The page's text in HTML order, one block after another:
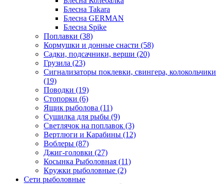
Блесна Takara
Блесна GERMAN
Блесна Spike
Поплавки (38)
Кормушки и донные снасти (58)
Садки, подсачники, верши (20)
Грузила (23)
Сигнализаторы поклевки, свингера, колокольчики
(19)
Поводки (19)
Стопорки (6)
Ящик рыболова (11)
Сушилка для рыбы (9)
Светлячок на поплавок (3)
Вертлюги и Карабины (12)
Воблеры (87)
Джиг-головки (27)
Косынка Рыболовная (11)
Кружки рыболовные (2)
Сети рыболовные